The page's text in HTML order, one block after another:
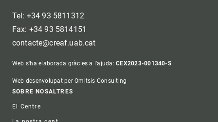
Tel: +34 93 5811312
Fax: +34 93 5814151
contacte@creaf.uab.cat
Web s'ha elaborada gràcies a l'ajuda:CEX2023-001340-S
Web desenvolupat per Omitsis Consulting
Footer
SOBRE NOSALTRES
El Centre